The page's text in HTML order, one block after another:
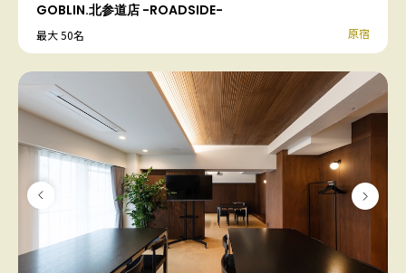
GOBLIN.北参道店 -ROADSIDE-
最大 50名 原宿